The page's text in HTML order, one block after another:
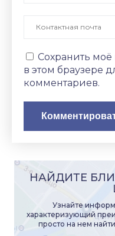
Сохранить моё
в этом браузере
комментариев.
НАЙДИТЕ
Узнайте
характеризующий
просто на нем